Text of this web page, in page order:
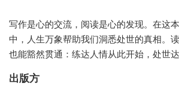
写作是心的交流，阅读是心的发现。在这
中，人生万象帮助我们洞悉处世的真相。
也能豁然贯通：练达人情从此开始，处世达
出版方